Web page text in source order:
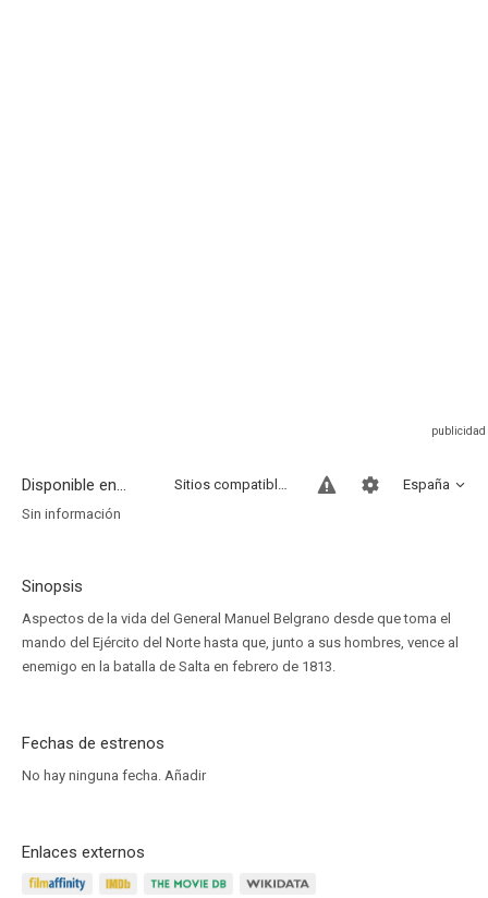
Disponible en... España
Sitios compatibles
Sin información
Sinopsis
Aspectos de la vida del General Manuel Belgrano desde que toma el
mando del Ejército del Norte hasta que, junto a sus hombres, vence al
enemigo en la batalla de Salta en febrero de 1813.
Fechas de estrenos
No hay ninguna fecha. Añadir
Enlaces externos